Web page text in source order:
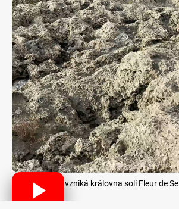
Jak vzniká královna solí Fleur de Sel